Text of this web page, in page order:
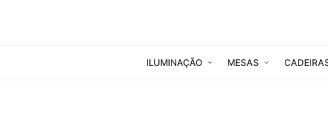
ILUMINAÇÃO MESAS